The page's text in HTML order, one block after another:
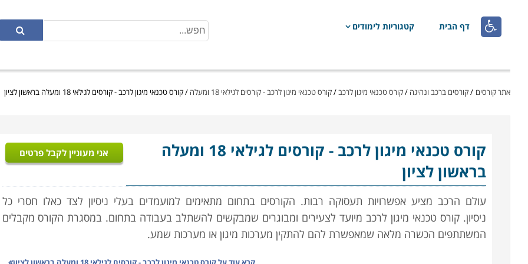
 דף הבית קטגוריות לימודים
אתר קורסים /קורסים ברכב ונהיגה /קורס טכנאי מיגון לרכב/קורס טכנאי מיגון לרכב - קורסים לגילאי 18 ומעלה /קורס טכנאי מיגון לרכב - קורסים לגילאי 18 ומעלה בראשון לציון
קורס טכנאי מיגון לרכב
- קורסים לגילאי 18 ומעלה
בראשון לציון
אני מעוניין לקבל פרטים
עולם הרכב מציע אפשרויות תעסוקה רבות. הקורסים בתחום מתאימים למועמדים בעלי ניסיון לצד כאלו חסרי כל
ניסיון. קורס טכנאי מיגון לרכב מיועד לצעירים ומבוגרים שמבקשים להשתלב בעבודה בתחום. במסגרת הקורס מקבלים
המשתתפים הכשרה מלאה שמאפשרת להם להתקין מערכות מיגון או מערכות שמע.